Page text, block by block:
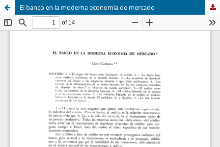
El banco en la moderna economía de mercado